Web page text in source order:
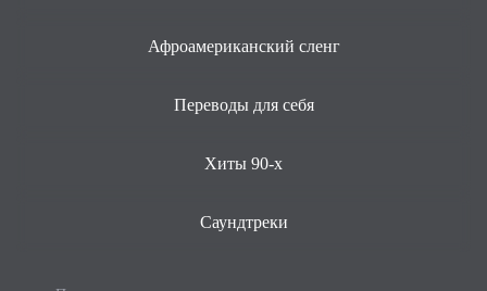
Афроамериканский сленг
Переводы для себя
Хиты 90-х
Саундтреки